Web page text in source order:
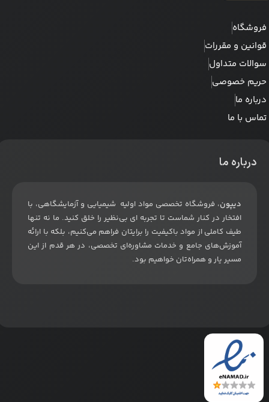
فروشگاه
قوانین و مقررات
سوالات متداول
حریم خصوصی
درباره ما
تماس با ما
درباره ما
دیپون، فروشگاه تخصصی مواد اولیه شیمیایی و آزمایشگاهی، با
افتخار در کنار شماست تا تجربه ای بی‌نظیر را خلق کنید. ما نه تنها
طیف کاملی از مواد باکیفیت را برایتان فراهم می‌کنیم، بلکه با ارائه
آموزش‌های جامع و خدمات مشاوره‌ای تخصصی، در هر قدم از این
مسیر یار و همراه‌تان خواهیم بود.